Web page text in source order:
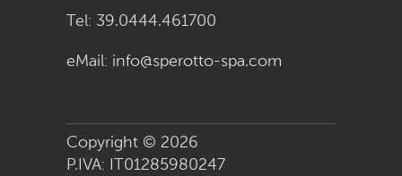
Tel: 39.0444.461700
eMail: info@sperotto-spa.com
Copyright © 2026
P.IVA: IT01285980247